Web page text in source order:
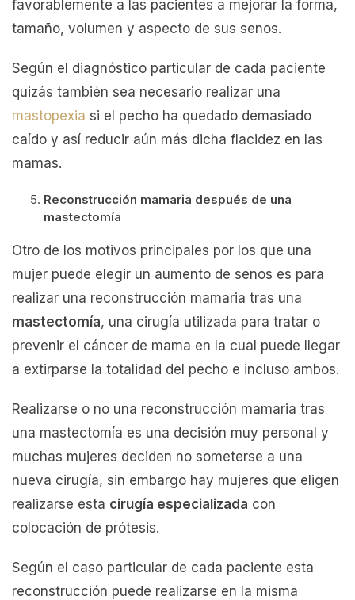
favorablemente a las pacientes a mejorar la forma,
tamaño, volumen y aspecto de sus senos.
Según el diagnóstico particular de cada paciente
quizás también sea necesario realizar una
mastopexia si el pecho ha quedado demasiado
caído y así reducir aún más dicha flacidez en las
mamas.
Reconstrucción mamaria después de una
mastectomía
Otro de los motivos principales por los que una
mujer puede elegir un aumento de senos es para
realizar una reconstrucción mamaria tras una
mastectomía, una cirugía utilizada para tratar o
prevenir el cáncer de mama en la cual puede llegar
a extirparse la totalidad del pecho e incluso ambos.
Realizarse o no una reconstrucción mamaria tras
una mastectomía es una decisión muy personal y
muchas mujeres deciden no someterse a una
nueva cirugía, sin embargo hay mujeres que eligen
realizarse esta cirugía especializada con
colocación de prótesis.
Según el caso particular de cada paciente esta
reconstrucción puede realizarse en la misma